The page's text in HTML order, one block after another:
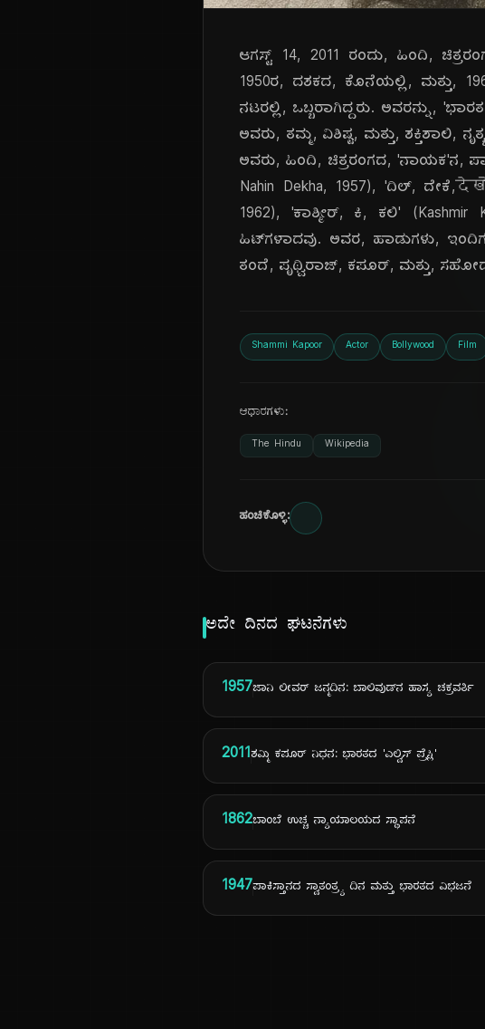
ಆಗಸ್ಟ್ 14, 2011 ರಂದು, ಹಿಂದಿ,
1950ರ, ದಶಕದ, ಕೊನೆಯಲ್ಲಿ, ಮತ್ತು,
ನಟರಲ್ಲಿ, ಒಬ್ಬರಾಗಿದ್ದರು. ಅವರನ್ನು,
ಅವರು, ತಮ್ಮ, ವಿಶಿಷ್ಟ, ಮತ್ತು, ಶಕ್ತಿಶಾಲಿ,
ಅವರು, ಹಿಂದಿ, ಚಿತ್ರರಂಗದ, 'ನಾಯಕ'ನ,
Nahin Dekha, 1957), 'ದಿಲ್,
1962), 'ಕಾಶ್ಮೀರ್, ಕಿ, ಕಲಿ' (Kashmir
ಹಿಟ್‌ಗಳಾದವು. ಅವರ, ಹಾಡುಗಳು,
ತಂದೆ, ಪೃಥ್ವಿರಾಜ್, ಕಪೂರ್, ಮತ್ತು,
Shammi Kapoor Actor Bollywood Film
ಆಧಾರಗಳು:
The Hindu Wikipedia
ಹಂಚಿಕೊಳ್ಳಿ:
ಅದೇ ದಿನದ ಘಟನೆಗಳು
1957ಜಾನಿ ಲೀವರ್ ಜನ್ಮದಿನ: ಬಾಲಿವುಡ್‌ನ ಹಾಸ್ಯ ಚಕ್ರವರ್ತಿ
2011ಶಮ್ಮಿ ಕಪೂರ್ ನಿಧನ: ಭಾರತದ 'ಎಲ್ವಿಸ್ ಪ್ರೆಸ್ಲಿ'
1862ಬಾಂಬೆ ಉಚ್ಚ ನ್ಯಾಯಾಲಯದ ಸ್ಥಾಪನೆ
1947ಪಾಕಿಸ್ತಾನದ ಸ್ವಾತಂತ್ರ್ಯ ದಿನ ಮತ್ತು ಭಾರತದ ವಿಭಜನೆ